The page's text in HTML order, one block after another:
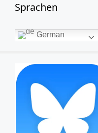
Sprachen
German